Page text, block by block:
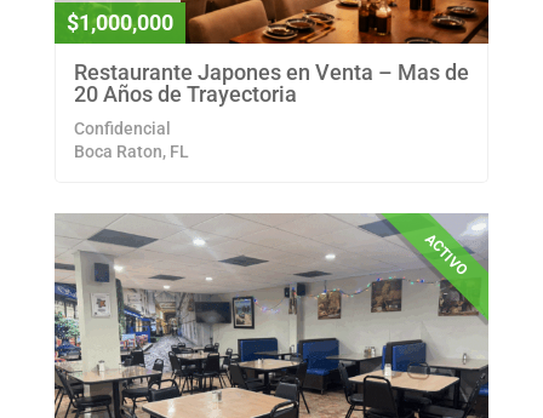
$1,000,000
Restaurante Japones en Venta – Mas de
20 Años de Trayectoria
Confidencial
Boca Raton, FL
ACTIVO